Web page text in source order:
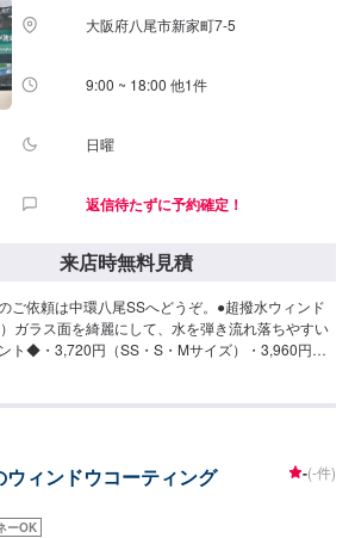
大阪府八尾市新家町7-5
9:00 ~ 18:00 他1件
日曜
返信待たずに予約確定！
来店時無料見積
ご依頼は中環八尾SSへどうぞ。●超撥水ウィンド
ガラス面を綺麗にして、水を弾き流れ落ちやすい
ト◆・3,720円（SS・S・Mサイズ）・3,960円
膜をスッキリ取り去ります。価格は来店時にお問
ィンドウコーティング -(-件)
ーOK